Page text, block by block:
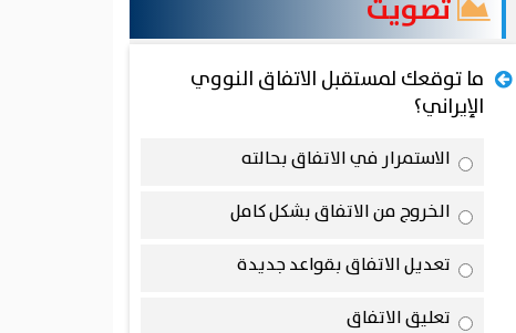
تصويت
ما توقعك لمستقبل الاتفاق النووي
الإيراني؟
الاستمرار في الاتفاق بحالته
الخروج من الاتفاق بشكل كامل
تعديل الاتفاق بقواعد جديدة
تعليق الاتفاق